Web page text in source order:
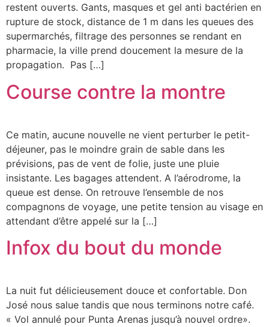
restent ouverts. Gants, masques et gel anti bactérien en
rupture de stock, distance de 1 m dans les queues des
supermarchés, filtrage des personnes se rendant en
pharmacie, la ville prend doucement la mesure de la
propagation. Pas […]
Course contre la montre
Ce matin, aucune nouvelle ne vient perturber le petit-
déjeuner, pas le moindre grain de sable dans les
prévisions, pas de vent de folie, juste une pluie
insistante. Les bagages attendent. A l’aérodrome, la
queue est dense. On retrouve l’ensemble de nos
compagnons de voyage, une petite tension au visage en
attendant d’être appelé sur la […]
Infox du bout du monde
La nuit fut délicieusement douce et confortable. Don
José nous salue tandis que nous terminons notre café.
« Vol annulé pour Punta Arenas jusqu’à nouvel ordre».